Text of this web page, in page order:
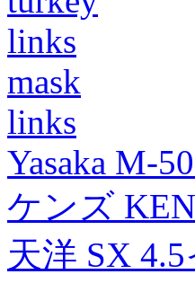
links
mask
links
Yasaka M-
ケンズ
天洋 SX